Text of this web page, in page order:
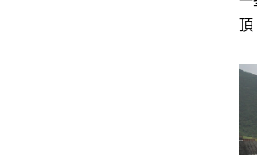
頂